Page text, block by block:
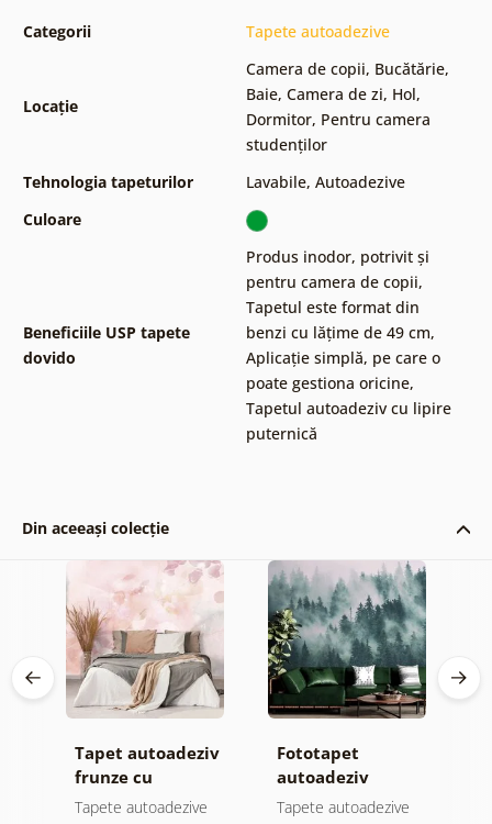
Categorii Tapete autoadezive
Locație
Camera de copii, Bucătărie,
Baie, Camera de zi, Hol,
Dormitor, Pentru camera
studenților
Tehnologia tapeturilor
Lavabile, Autoadezive
Culoare
Beneficiile USP tapete
dovido
Produs inodor, potrivit și
pentru camera de copii,
Tapetul este format din
benzi cu lățime de 49 cm,
Aplicație simplă, pe care o
poate gestiona oricine,
Tapetul autoadeziv cu lipire
puternică
Din aceeași colecție
Tapet autoadeziv
frunze cu
atingere
Tapete autoadezive
Fototapet
autoadeziv
pădure în ceață
Tapete autoadezive